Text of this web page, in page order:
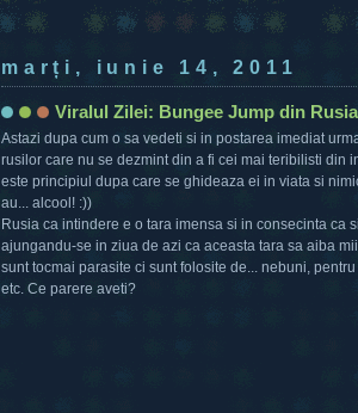
marți, iunie 14, 2011
Viralul Zilei: Bungee Jump din Rusia
Astazi dupa cum o sa vedeti si in postarea imediat
rusilor care nu se dezmint din a fi cei mai teribilisti din
este principiul dupa care se ghideaza ei in viata si
au... alcool! :))
Rusia ca intindere e o tara imensa si in consecinta ca
ajungandu-se in ziua de azi ca aceasta tara sa aiba
sunt tocmai parasite ci sunt folosite de... nebuni,
etc. Ce parere aveti?